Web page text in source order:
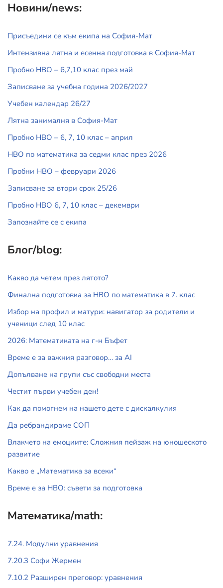
Новини/news:
Присъедини се към екипа на София-Мат
Интензивна лятна и есенна подготовка в София-Мат
Пробно НВО – 6,7,10 клас през май
Записване за учебна година 2026/2027
Учебен календар 26/27
Лятна занималня в София-Мат
Пробно НВО – 6, 7, 10 клас – април
НВО по математика за седми клас през 2026
Пробни НВО – февруари 2026
Записване за втори срок 25/26
Пробно НВО 6, 7, 10 клас – декември
Запознайте се с екипа
Блог/blog:
Какво да четем през лятото?
Финална подготовка за НВО по математика в 7. клас
Избор на профил и матури: навигатор за родители и
ученици след 10 клас
2026: Математиката на г-н Бъфет
Време е за важния разговор… за АI
Допълване на групи със свободни места
Честит първи учебен ден!
Как да помогнем на нашето дете с дискалкулия
Да ребрандираме СОП
Влакчето на емоциите: Сложния пейзаж на юношеското
развитие
Какво е „Математика за всеки“
Време е за НВО: съвети за подготовка
Математика/math:
7.24. Модулни уравнения
7.20.3 Софи Жермен
7.10.2 Разширен преговор: уравнения